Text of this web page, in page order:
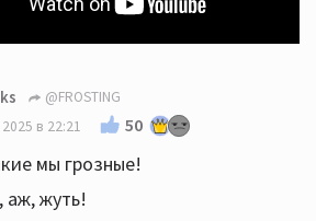
@FROSTING
в 22:21
50
мы грозные!
аж, жуть!